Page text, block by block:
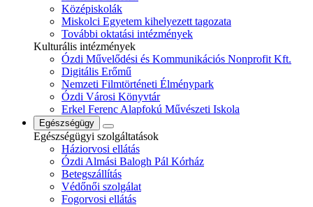
Középiskolák
Miskolci Egyetem kihelyezett tagozata
További oktatási intézmények
Kulturális intézmények
Ózdi Művelődési és Kommunikációs Nonprofit Kft.
Digitális Erőmű
Nemzeti Filmtörténeti Élménypark
Ózdi Városi Könyvtár
Erkel Ferenc Alapfokú Művészeti Iskola
Egészségügy
Egészségügyi szolgáltatások
Háziorvosi ellátás
Ózdi Almási Balogh Pál Kórház
Betegszállítás
Védőnői szolgálat
Fogorvosi ellátás